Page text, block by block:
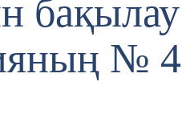
бақылау
№ 4